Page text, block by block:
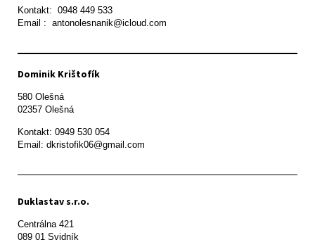
Kontakt:  0948 449 533
Email :  antonolesnanik@icloud.com
Dominik Krištofík
580 Olešná
Kontakt: 0949 530 054
Email: dkristofik06@gmail.com
Duklastav s.r.o.
Centrálna 421
089 01 Svidník